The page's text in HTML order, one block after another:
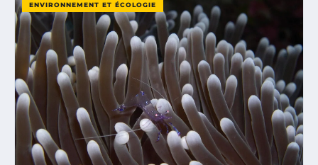
ENVIRONNEMENT ET ÉCOLOGIE